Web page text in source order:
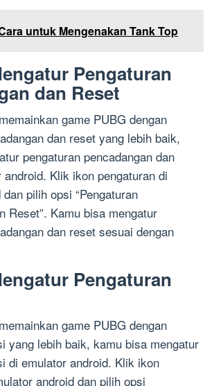
untuk Mengenakan Tank Top
Pengaturan
dan Reset
game PUBG dengan
dan reset yang lebih baik,
pengaturan pencadangan dan
Klik ikon pengaturan di
pilih opsi “Pengaturan
Reset”. Kamu bisa mengatur
dan reset sesuai dengan
Pengaturan
game PUBG dengan
yang lebih baik, kamu bisa mengatur
di emulator android. Klik ikon
android dan pilih opsi